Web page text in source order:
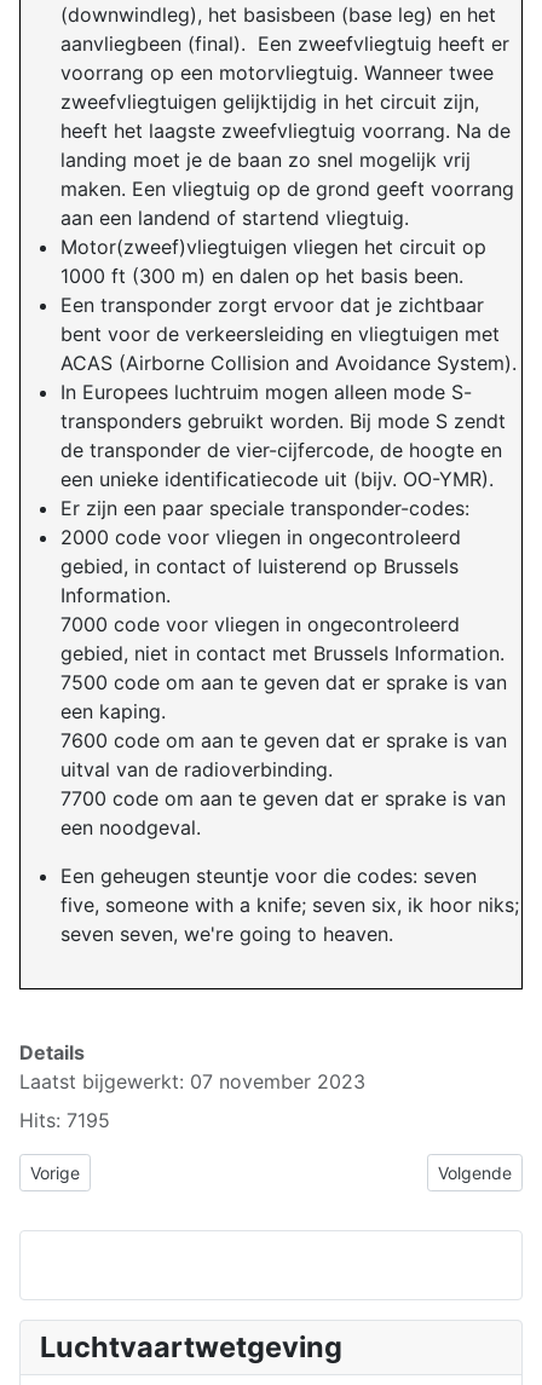
(downwindleg), het basisbeen (base leg) en het
aanvliegbeen (final). Een zweefvliegtuig heeft er
voorrang op een motorvliegtuig. Wanneer twee
zweefvliegtuigen gelijktijdig in het circuit zijn,
heeft het laagste zweefvliegtuig voorrang. Na de
landing moet je de baan zo snel mogelijk vrij
maken. Een vliegtuig op de grond geeft voorrang
aan een landend of startend vliegtuig.
Motor(zweef)vliegtuigen vliegen het circuit op
1000 ft (300 m) en dalen op het basis been.
Een transponder zorgt ervoor dat je zichtbaar
bent voor de verkeersleiding en vliegtuigen met
ACAS (Airborne Collision and Avoidance System).
In Europees luchtruim mogen alleen mode S-
transponders gebruikt worden. Bij mode S zendt
de transponder de vier-cijfercode, de hoogte en
een unieke identificatiecode uit (bijv. OO-YMR).
Er zijn een paar speciale transponder-codes:
2000 code voor vliegen in ongecontroleerd
gebied, in contact of luisterend op Brussels
Information.
7000 code voor vliegen in ongecontroleerd
gebied, niet in contact met Brussels Information.
7500 code om aan te geven dat er sprake is van
een kaping.
7600 code om aan te geven dat er sprake is van
uitval van de radioverbinding.
7700 code om aan te geven dat er sprake is van
een noodgeval.
Een geheugen steuntje voor die codes: seven
five, someone with a knife; seven six, ik hoor niks;
seven seven, we're going to heaven.
Details
Laatst bijgewerkt: 07 november 2023
Hits: 7195
Vorig artikel: 1.05. Luchtvaartregels
Vorige Volgende
Volgende
Luchtvaartwetgeving